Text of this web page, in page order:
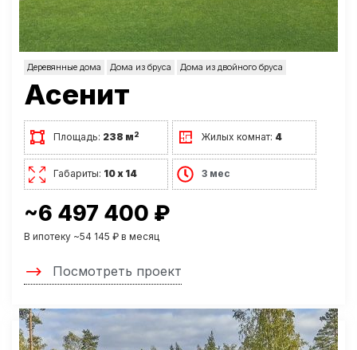
Деревянные дома Дома из бруса Дома из двойного бруса
Асенит
Площадь: 238 м2 Жилых комнат: 4
Габариты: 10 х 14 3 мес
~6 497 400 ₽
В ипотеку ~54 145 ₽ в месяц
Посмотреть проект